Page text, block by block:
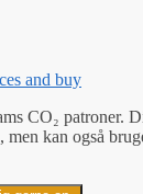
and buy
CO₂ patroner.
kan også